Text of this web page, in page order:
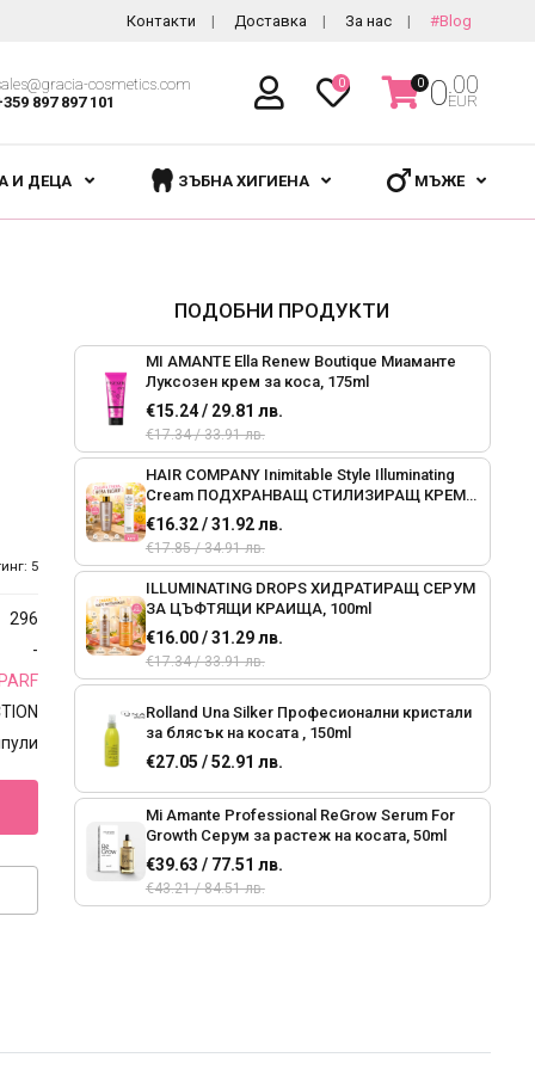
Контакти Доставка За нас #Blog
cosmetics.com
897 897 101
0 0 0.00
EUR
И ДЕЦА ЗЪБНА ХИГИЕНА МЪЖЕ
5
296
-
ПОДОБНИ ПРОДУКТИ
MI AMANTE Ella Renew Boutique Миаманте
Луксозен крем за коса, 175ml
€15.24 / 29.81 лв.
€17.34 / 33.91 лв.
HAIR COMPANY Inimitable Style Illuminating
Cream ПОДХРАНВАЩ СТИЛИЗИРАЩ КРЕМ
ЗА БЛЕСТЯЩА КОСА, 250ml
€16.32 / 31.92 лв.
€17.85 / 34.91 лв.
ILLUMINATING DROPS ХИДРАТИРАЩ СЕРУМ
ЗА ЦЪФТЯЩИ КРАИЩА, 100ml
€16.00 / 31.29 лв.
€17.34 / 33.91 лв.
Rolland Una Silker Професионални кристали
за блясък на косата , 150ml
€27.05 / 52.91 лв.
Mi Amante Professional ReGrow Serum For
Growth Серум за растеж на косата, 50ml
€39.63 / 77.51 лв.
€43.21 / 84.51 лв.